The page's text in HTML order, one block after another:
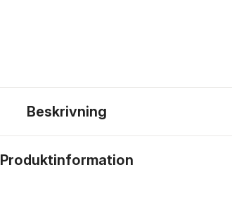
Beskrivning
Produktinformation